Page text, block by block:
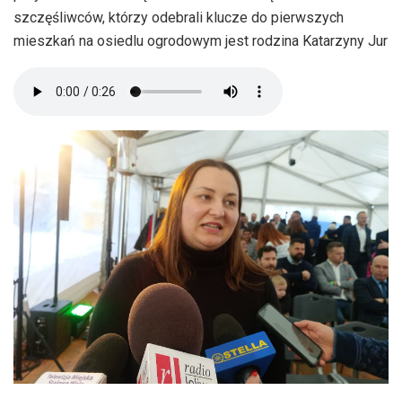
szczęśliwców, którzy odebrali klucze do pierwszych
mieszkań na osiedlu ogrodowym jest rodzina Katarzyny Jur